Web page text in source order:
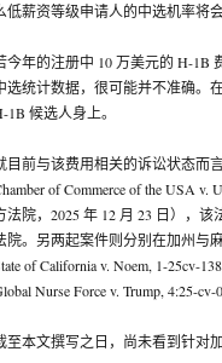
低薪资等级申请人的中选机率将会
今年的注册中 10 万美元的 H-1B
选统计数据，很可能并不准确。
1B 候选人身上。
目前与该费用相关的诉讼状态而
of Commerce of the USA v.
法院，2025 年 12 月 23 日），
院。另两起案件则分别在加州与
of California v. Noem, 1-25cv-
Nurse Force v. Trump, 4:25-
至本文撰写之日，尚未看到针对